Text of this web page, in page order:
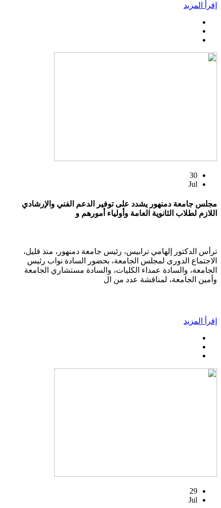
إقرأ المزيد
30
Jul
مجلس جامعة دمنهور يشدد على توفير الدعم الفني والإرشادي
اللازم لطلاب الثانوية العامة وأولياء أمورهم و
ترأس الدكتور إلهامي ترابيس، رئيس جامعة دمنهور، منذ قليل،
الاجتماع الدورى لمجلس الجامعة، بحضور السادة نواب رئيس
الجامعة، والسادة عمداء الكليات، والسادة مستشاري الجامعة
وأمين الجامعة، لمناقشة عدد من ال
إقرأ المزيد
29
Jul